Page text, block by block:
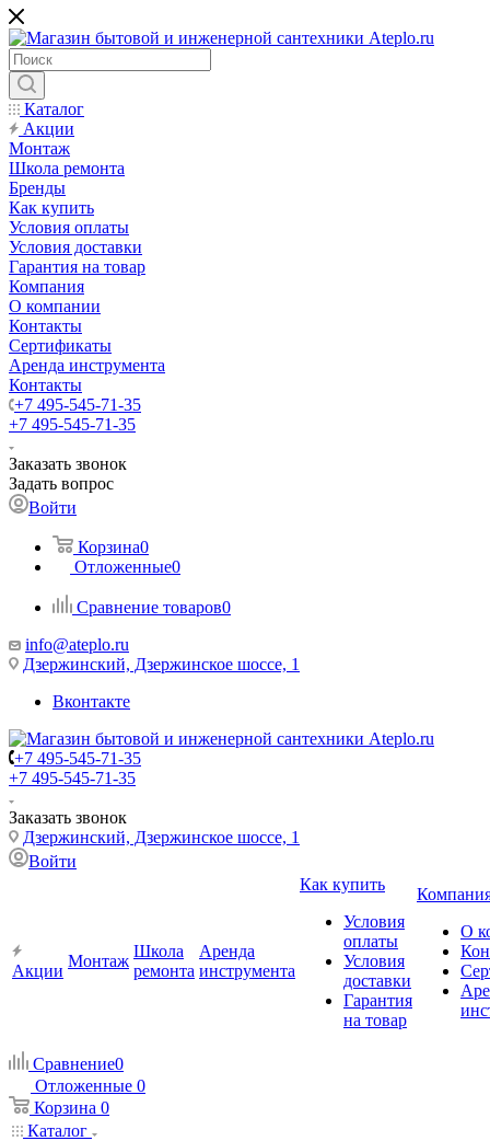
Каталог
Акции
Монтаж
Школа ремонта
Бренды
Как купить
Условия оплаты
Условия доставки
Гарантия на товар
Компания
О компании
Контакты
Сертификаты
Аренда инструмента
Контакты
+7 495-545-71-35
+7 495-545-71-35
Заказать звонок
Задать вопрос
Войти
Корзина0
Отложенные0
Сравнение товаров0
info@ateplo.ru
Дзержинский, Дзержинское шоссе, 1
Вконтакте
+7 495-545-71-35
+7 495-545-71-35
Заказать звонок
Дзержинский, Дзержинское шоссе, 1
Войти
Акции
Монтаж
Школа
ремонта
Аренда
инструмента
Как купить
Условия
оплаты
Условия
доставки
Гарантия
на товар
О
Сравнение0
Отложенные 0
Корзина 0
Каталог